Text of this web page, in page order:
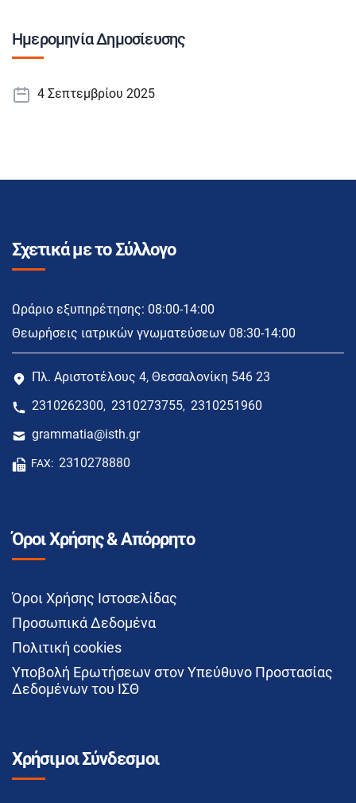
Ημερομηνία Δημοσίευσης
4 Σεπτεμβρίου 2025
Σχετικά με το Σύλλογο
Ωράριο εξυπηρέτησης: 08:00-14:00
Θεωρήσεις ιατρικών γνωματεύσεων 08:30-14:00
Πλ. Αριστοτέλους 4, Θεσσαλονίκη 546 23
2310262300, 2310273755, 2310251960
grammatia@isth.gr
FAX: 2310278880
Όροι Χρήσης & Απόρρητο
Όροι Χρήσης Ιστοσελίδας
Προσωπικά Δεδομένα
Πολιτική cookies
Υποβολή Ερωτήσεων στον Υπεύθυνο Προστασίας
Δεδομένων του ΙΣΘ
Χρήσιμοι Σύνδεσμοι